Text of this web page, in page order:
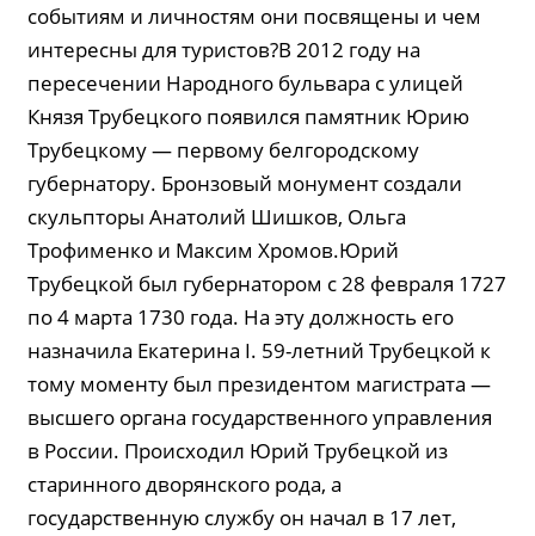
событиям и личностям они посвящены и чем
интересны для туристов?В 2012 году на
пересечении Народного бульвара с улицей
Князя Трубецкого появился памятник Юрию
Трубецкому — первому белгородскому
губернатору. Бронзовый монумент создали
скульпторы Анатолий Шишков, Ольга
Трофименко и Максим Хромов.Юрий
Трубецкой был губернатором с 28 февраля 1727
по 4 марта 1730 года. На эту должность его
назначила Екатерина I. 59-летний Трубецкой к
тому моменту был президентом магистрата —
высшего органа государственного управления
в России. Происходил Юрий Трубецкой из
старинного дворянского рода, а
государственную службу он начал в 17 лет,